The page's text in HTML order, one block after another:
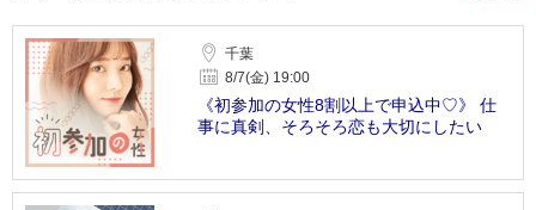
千葉
8/7(金) 19:00
《初参加の女性8割以上で申込中♡》 仕
事に真剣、そろそろ恋も大切にしたい